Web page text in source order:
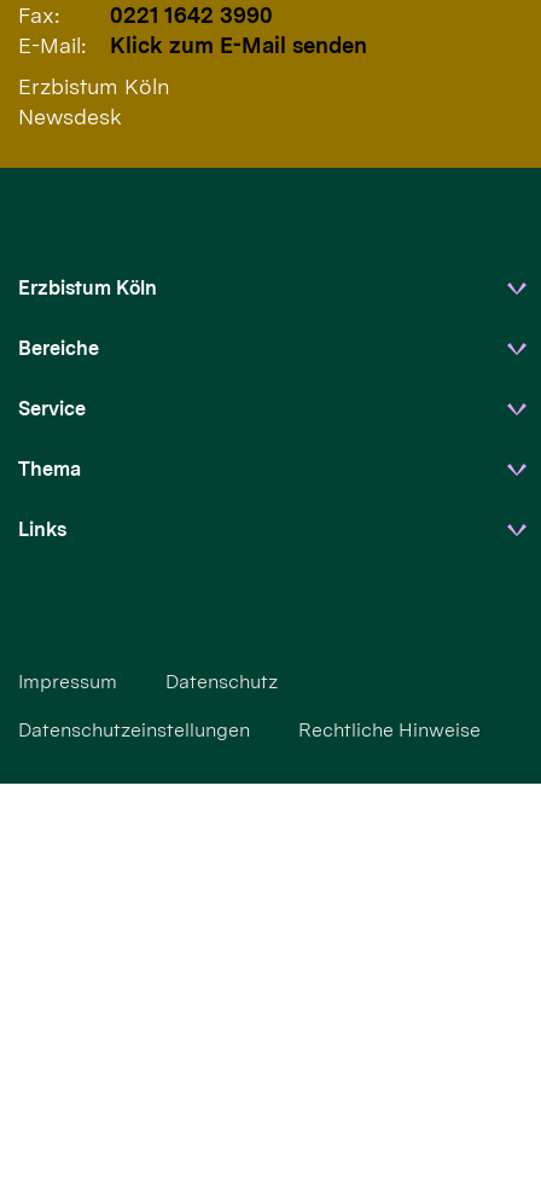
Fax:
0221 1642 3990
E-Mail:
Klick zum E-Mail senden
Erzbistum Köln
Newsdesk
Erzbistum Köln
Bereiche
Service
Thema
Links
Impressum Datenschutz
Datenschutzeinstellungen Rechtliche Hinweise